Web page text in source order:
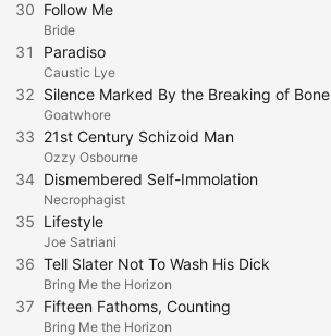
30 Follow Me
Bride
31 Paradiso
Caustic Lye
32 Silence Marked By the Breaking of Bone
Goatwhore
33 21st Century Schizoid Man
Ozzy Osbourne
34 Dismembered Self-Immolation
Necrophagist
35 Lifestyle
Joe Satriani
36 Tell Slater Not To Wash His Dick
Bring Me the Horizon
37 Fifteen Fathoms, Counting
Bring Me the Horizon